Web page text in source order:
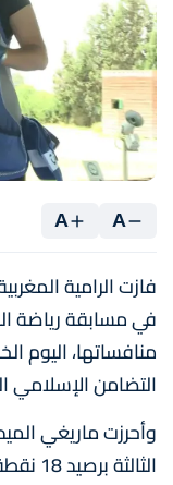
A
A
فازت الرامية
في مسابقة رياضة
منافساتها، اليوم
التضامن الإسلامي
وأحرزت ماريغي
الثالثة برصيد 18 نقطة.